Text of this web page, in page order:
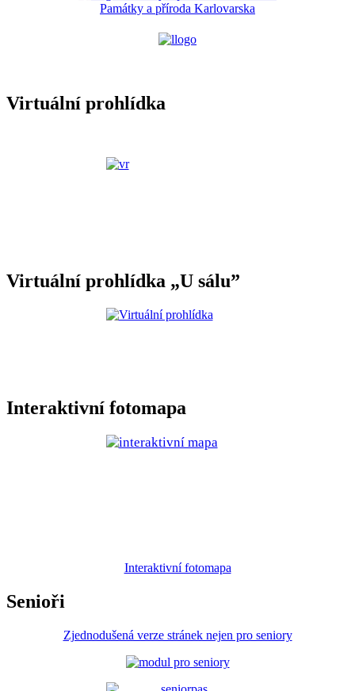
Památky a příroda Karlovarska
Virtuální prohlídka
Virtuální prohlídka „U sálu”
Interaktivní fotomapa
Interaktivní fotomapa
Senioři
Zjednodušená verze stránek nejen pro seniory